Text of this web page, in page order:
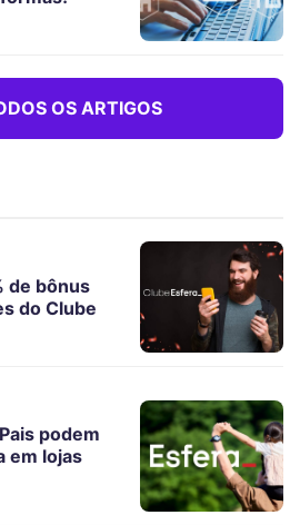
OS ARTIGOS
de bônus
do Clube
podem
em lojas